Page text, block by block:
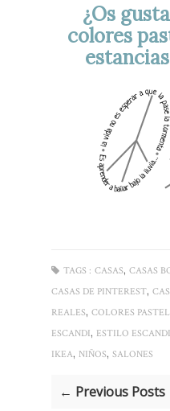
¿Os
colores
TAGS : CASAS, CASAS
CASAS DE PINTEREST,
REALES, COLORES PASTEL
ESCANDI, ESTILO
IKEA, NIÑOS, SALONES
← Previous Posts